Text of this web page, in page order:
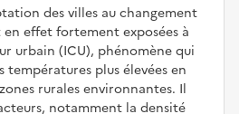
des villes au changement
effet fortement exposées à
urbain (ICU), phénomène qui
températures plus élevées en
rurales environnantes. Il
notamment la densité